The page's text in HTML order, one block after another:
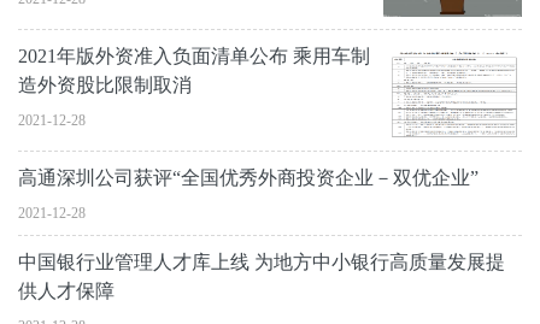
2021年版外资准入负面清单公布 乘用车制
造外资股比限制取消
2021-12-28
高通深圳公司获评“全国优秀外商投资企业－双优企业”
2021-12-28
中国银行业管理人才库上线 为地方中小银行高质量发展提
供人才保障